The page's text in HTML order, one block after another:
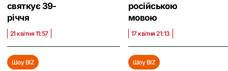
святкує 39-
річчя
21 квітня 11:57
російською
мовою
17 квітня 21:13
Шоу BIZ Шоу BIZ